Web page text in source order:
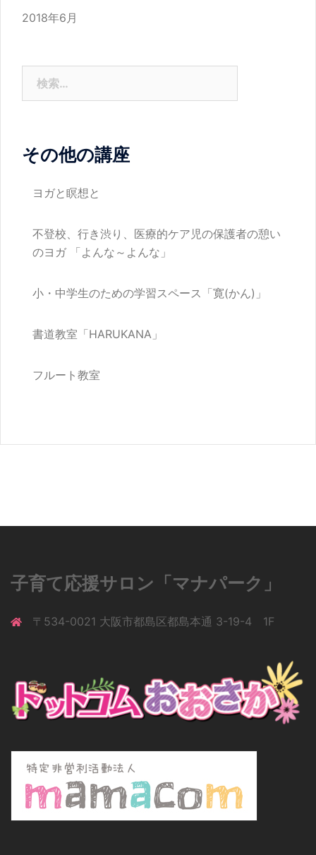
2018年6月
その他の講座
ヨガと瞑想と
不登校、行き渋り、医療的ケア児の保護者の憩い
のヨガ 「よんな～よんな」
小・中学生のための学習スペース「寛(かん)」
書道教室「HARUKANA」
フルート教室
子育て応援サロン「マナパーク」
〒534-0021 大阪市都島区都島本通 3-19-4 1F